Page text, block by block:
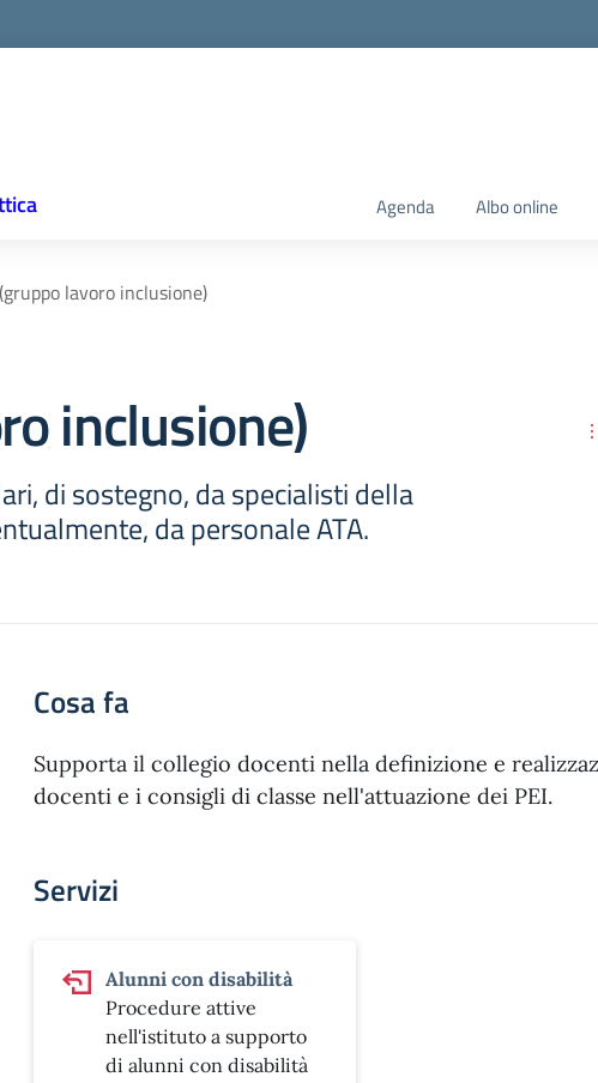
Agenda Albo online
lavoro inclusione)
inclusione)
di sostegno, da specialisti della
da personale ATA.
Cosa fa
Supporta il collegio docenti nella definizione e
docenti e i consigli di classe nell'attuazione dei PEI.
Servizi
Alunni con disabilità
Procedure attive
nell'istituto a supporto
di alunni con disabilità